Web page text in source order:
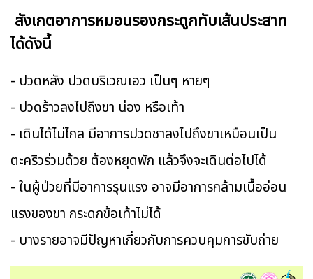
สังเกตอาการหมอนรองกระดูกทับเส้นประสาท
ได้ดังนี้
- ปวดหลัง ปวดบริเวณเอว เป็นๆ หายๆ
- ปวดร้าวลงไปถึงขา น่อง หรือเท้า
- เดินได้ไม่ไกล มีอาการปวดชาลงไปถึงขาเหมือนเป็น
ตะคริวร่วมด้วย ต้องหยุดพัก แล้วจึงจะเดินต่อไปได้
- ในผู้ป่วยที่มีอาการรุนแรง อาจมีอาการกล้ามเนื้ออ่อน
แรงของขา กระดกข้อเท้าไม่ได้
- บางรายอาจมีปัญหาเกี่ยวกับการควบคุมการขับถ่าย